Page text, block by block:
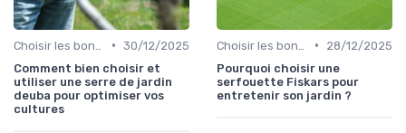
• 30/12/2025
Comment bien choisir et
utiliser une serre de jardin
deuba pour optimiser vos
cultures
•
28/12/2025
Pourquoi choisir une
serfouette Fiskars pour
entretenir son jardin ?